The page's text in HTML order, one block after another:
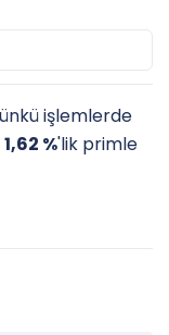
işlemlerde
1,62 %'lik primle